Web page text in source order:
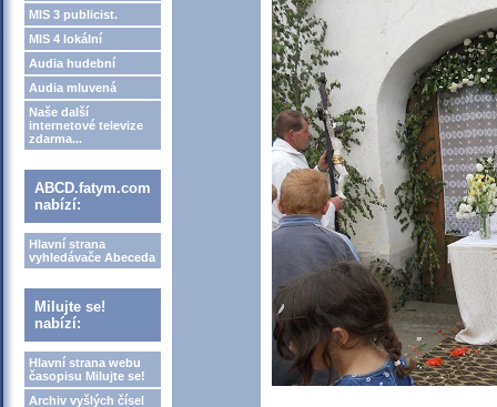
MIS 3 publicist.
MIS 4 lokální
Audia hudební
Audia mluvená
Naše další
internetové televize
zdarma...
ABCD.fatym.com
nabízí:
Hlavní strana
vyhledávače Abeceda
Milujte se!
nabízí:
Hlavní strana webu
časopisu Milujte se!
Archiv vyšlých čísel